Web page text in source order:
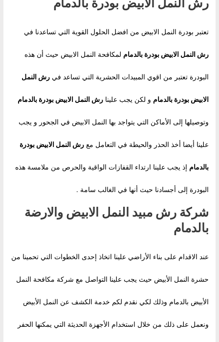
رش النمل الابيض بودرة بالدمام
تعتبر بودرة النمل الابيض من افضل الحلول القوية التي تساعدنا في
رش النمل الابيض بودرة بالدمام لمكافحة النمل الابيض حيث أن هذه
البودرة تعتبر من اقوي المبيدات الحشرية التي تساعد فيرش النمل
الابيض بودرة بالدمام و لكن يجب علينارش النمل الابيض بودرة بالدمام
وتوصيلها إلى الأماكن التي يتواجد بها النمل الابيض في الجحور و يجب
علينا أيضا أخذ الحذر والحيطة في التعامل معرش النمل الابيض بودرة
بالدمام إذ يجب علينا ارتداء القفازات الواقية والحرص من ملامسة هذه
البودرة إلى أجسادنا حيث أنها في الغالب سامة .
شركة رش مبيد النمل الابيض والارضة
بالدمام
عند الاقدام على بناء الأراضي علينا اتخاذ إحدى الخطوات التي تحمينا من
حشرة النمل الأبيض حيث يجب علينا التواصل مع شركة مكافحة النمل
الأبيض بالدمام وذلك لكي نقدم لكم خدمة الكشف عن النمل الأبيض
ونعمل على ذلك من خلال استخدام الأجهزة الحديثة التي يمكنها الحفر